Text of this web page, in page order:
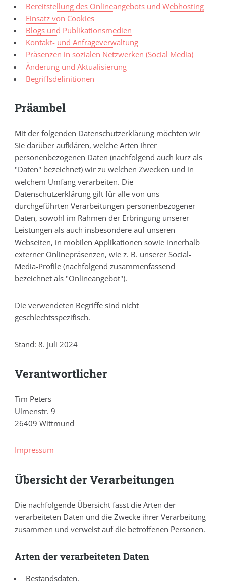
Bereitstellung des Onlineangebots und Webhosting
Einsatz von Cookies
Blogs und Publikationsmedien
Kontakt- und Anfrageverwaltung
Präsenzen in sozialen Netzwerken (Social Media)
Änderung und Aktualisierung
Begriffsdefinitionen
Präambel
Mit der folgenden Datenschutzerklärung möchten wir
Sie darüber aufklären, welche Arten Ihrer
personenbezogenen Daten (nachfolgend auch kurz als
"Daten" bezeichnet) wir zu welchen Zwecken und in
welchem Umfang verarbeiten. Die
Datenschutzerklärung gilt für alle von uns
durchgeführten Verarbeitungen personenbezogener
Daten, sowohl im Rahmen der Erbringung unserer
Leistungen als auch insbesondere auf unseren
Webseiten, in mobilen Applikationen sowie innerhalb
externer Onlinepräsenzen, wie z. B. unserer Social-
Media-Profile (nachfolgend zusammenfassend
bezeichnet als "Onlineangebot").
Die verwendeten Begriffe sind nicht
geschlechtsspezifisch.
Stand: 8. Juli 2024
Verantwortlicher
Tim Peters
Ulmenstr. 9
26409 Wittmund
Impressum
Übersicht der Verarbeitungen
Die nachfolgende Übersicht fasst die Arten der
verarbeiteten Daten und die Zwecke ihrer Verarbeitung
zusammen und verweist auf die betroffenen Personen.
Arten der verarbeiteten Daten
Bestandsdaten.